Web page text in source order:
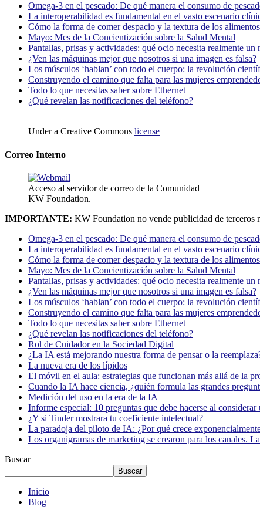
Omega-3 en el pescado: De qué manera el consumo de
La interoperabilidad es fundamental en el vasto escenario
Cómo la forma de comer despacio y la textura de los
Mayo: Mes de la Concientización sobre la Salud Mental
Pantallas, prisas y actividades: qué ocio necesita realmente un
¿Ven las máquinas mejor que nosotros si una imagen es falsa?
Los músculos ‘hablan’ con todo el cuerpo: la revolución
Construyendo el camino que falta para las mujeres
Todo lo que necesitas saber sobre Ethernet
¿Qué revelan las notificaciones del teléfono?
Under a Creative Commons license
Correo Interno
Acceso al servidor de correo de la Comunidad
KW Foundation.
IMPORTANTE: KW Foundation no vende publicidad de terceros
Omega-3 en el pescado: De qué manera el consumo de
La interoperabilidad es fundamental en el vasto escenario
Cómo la forma de comer despacio y la textura de los
Mayo: Mes de la Concientización sobre la Salud Mental
Pantallas, prisas y actividades: qué ocio necesita realmente un
¿Ven las máquinas mejor que nosotros si una imagen es falsa?
Los músculos ‘hablan’ con todo el cuerpo: la revolución
Construyendo el camino que falta para las mujeres
Todo lo que necesitas saber sobre Ethernet
¿Qué revelan las notificaciones del teléfono?
Rol de Cuidador en la Sociedad Digital
¿La IA está mejorando nuestra forma de pensar o la
La nueva era de los lípidos
El móvil en el aula: estrategias que funcionan más allá de la
Cuando la IA hace ciencia, ¿quién formula las grandes
Medición del uso en la era de la IA
Informe especial: 10 preguntas que debe hacerse al
¿Y si Tinder mostrara tu coeficiente intelectual?
La paradoja del piloto de IA: ¿Por qué crece
Los organigramas de marketing se crearon para los canales.
Buscar
Buscar
Inicio
Blog